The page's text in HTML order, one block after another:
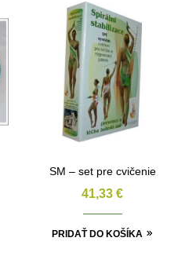
SM – set pre cvičenie
41,33 €
PRIDAŤ DO KOŠÍKA